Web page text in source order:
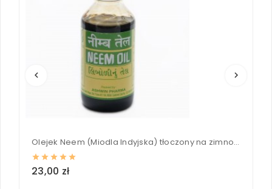
keyboard_arrow_left keyboard_arrow_right
Olejek Neem (Miodla Indyjska) tłoczony na zimno 100 ml
23,00 zł